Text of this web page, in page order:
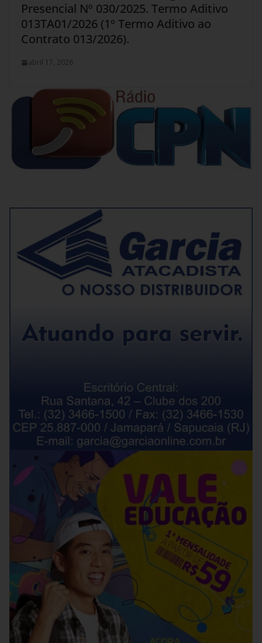
Presencial Nº 030/2025. Termo Aditivo
013TA01/2026 (1º Termo Aditivo ao
Contrato 013/2026).
abril 17, 2026